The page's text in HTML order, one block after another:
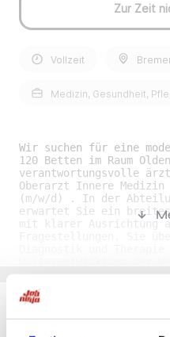
Zur Zeit
Vollzeit
Medizin, Gesundheit,
Wir suchen für eine
120 Betten im Raum
verantwortungsvolle
Oberarzt Innere
(m/w/d) . In der
erwartet Sie ein
mit klarer Ausrichtung
Alltag mit. Ihre
Sie arbeiten in einer
Abteilung mit guten